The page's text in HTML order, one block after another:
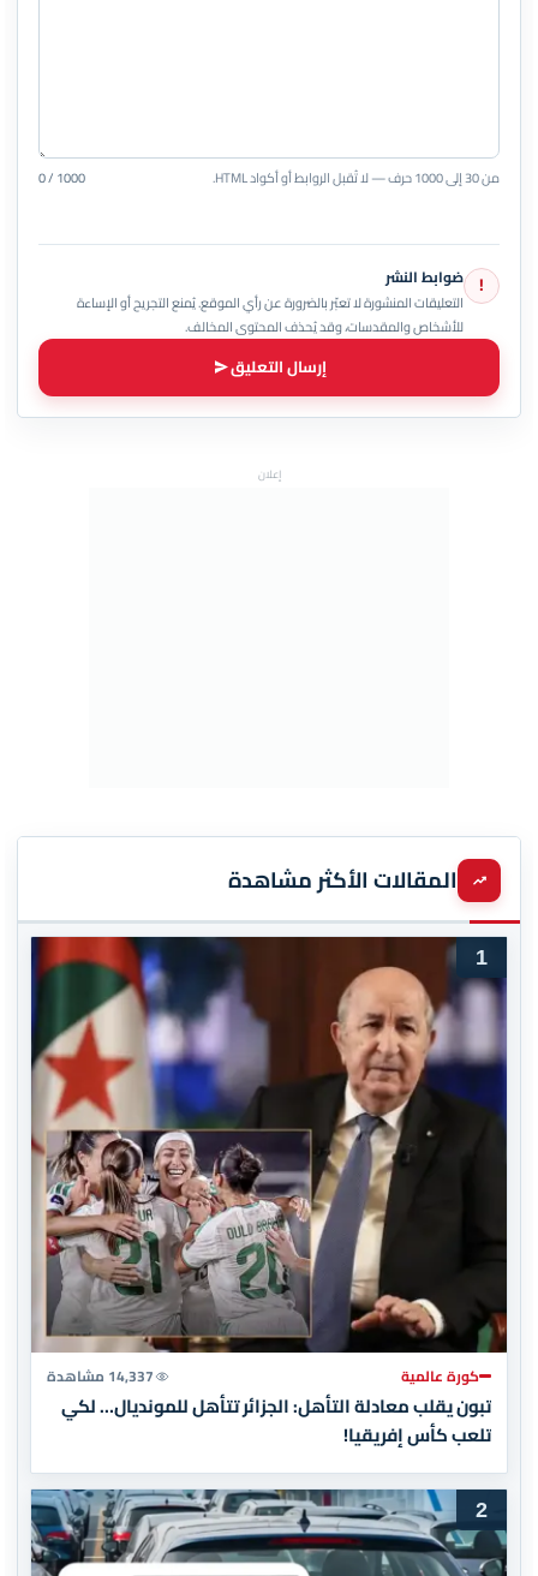
من 30 إلى 1000 حرف — لا تُقبل الروابط أو أكواد HTML. 0 / 1000
! ضوابط النشر
التعليقات المنشورة لا تعبّر بالضرورة عن رأي الموقع. يُمنع التجريح أو الإساءة
للأشخاص والمقدسات، وقد يُحذف المحتوى المخالف.
إرسال التعليق
إعلان
المقالات الأكثر مشاهدة
1
كورة عالمية 14,337 مشاهدة
تبون يقلب معادلة التأهل: الجزائر تتأهل للمونديال… لكي
تلعب كأس إفريقيا!
2